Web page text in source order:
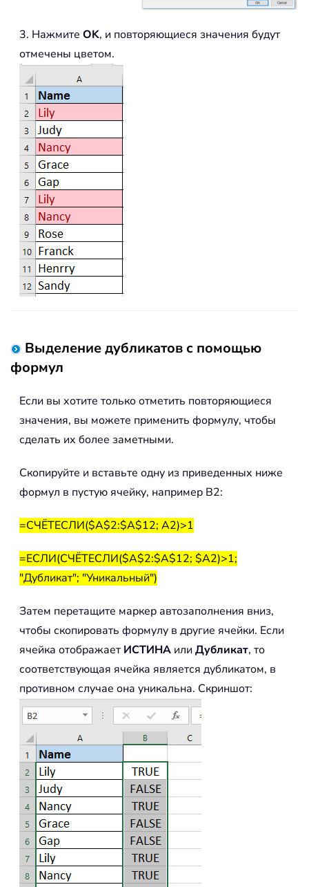
3. Нажмите OK, и повторяющиеся значения будут
отмечены цветом.
Выделение дубликатов с помощью
формул
Если вы хотите только отметить повторяющиеся
значения, вы можете применить формулу, чтобы
сделать их более заметными.
Скопируйте и вставьте одну из приведенных ниже
формул в пустую ячейку, например B2:
=СЧЁТЕСЛИ($A$2:$A$12; A2)>1
=ЕСЛИ(СЧЁТЕСЛИ($A$2:$A$12; $A2)>1;
"Дубликат"; "Уникальный")
Затем перетащите маркер автозаполнения вниз,
чтобы скопировать формулу в другие ячейки. Если
ячейка отображает ИСТИНА или Дубликат, то
соответствующая ячейка является дубликатом, в
противном случае она уникальна. Скриншот: